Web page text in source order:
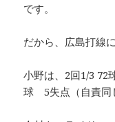
です。
だから、広島打線
小野は、2回1/3
球 5失点（自責同